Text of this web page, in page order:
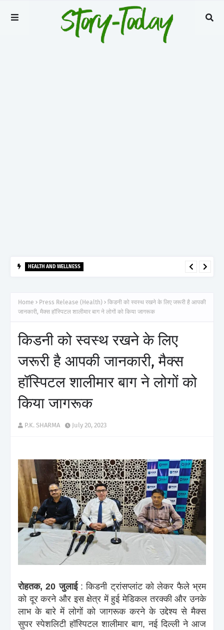
HEALTH AND WELLNESS
Home Press Release (Health)
किडनी को स्वस्थ रखने के लिए जरूरी है आपकी
जानकारी, मैक्स हॉस्पिटल शालीमार बाग ने लोगों को किया जागरूक
किडनी को स्वस्थ रखने के लिए
जरूरी है आपकी जानकारी, मैक्स
हॉस्पिटल शालीमार बाग ने लोगों को
किया जागरूक
P.K. SHARMA July 20, 2023
रोहतक, 20 जुलाई: किडनी ट्रांसप्लांट को लेकर फैले भ्रम
को दूर करने और इस क्षेत्र में हुई मेडिकल तरक्की और उनके
लाभ के बारे में लोगों को जागरूक करने के उद्देश्य से मैक्स
सुपर स्पेशलिटी हॉस्पिटल शालीमार बाग, नई दिल्ली ने आज